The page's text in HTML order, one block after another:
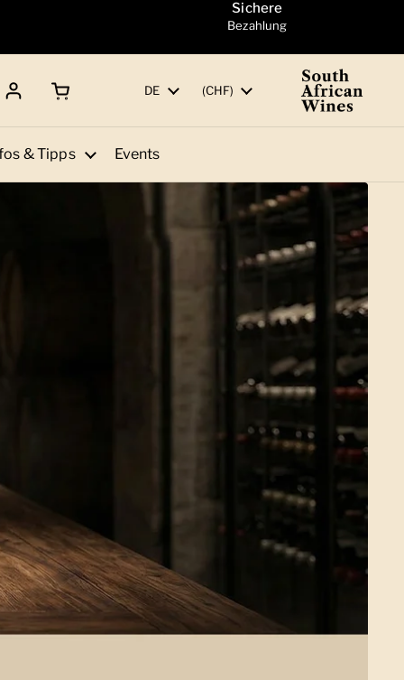
Sichere
Bezahlung
Sprache
DE Land/Region
(CHF)
& Tipps Events